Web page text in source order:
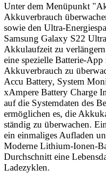
Unter dem Menüpunkt
Akkuverbrauch
sowie den Ultra-
Samsung Galaxy S22
Akkulaufzeit zu
eine spezielle Batterie-
Akkuverbrauch zu
Accu Battery, System
xAmpere Battery Charge
auf die Systemdaten des
ermöglichen es, die
ständig zu überwachen.
ein einmaliges Aufladen
Moderne Lithium-Ionen-
Durchschnitt eine
Ladezyklen.